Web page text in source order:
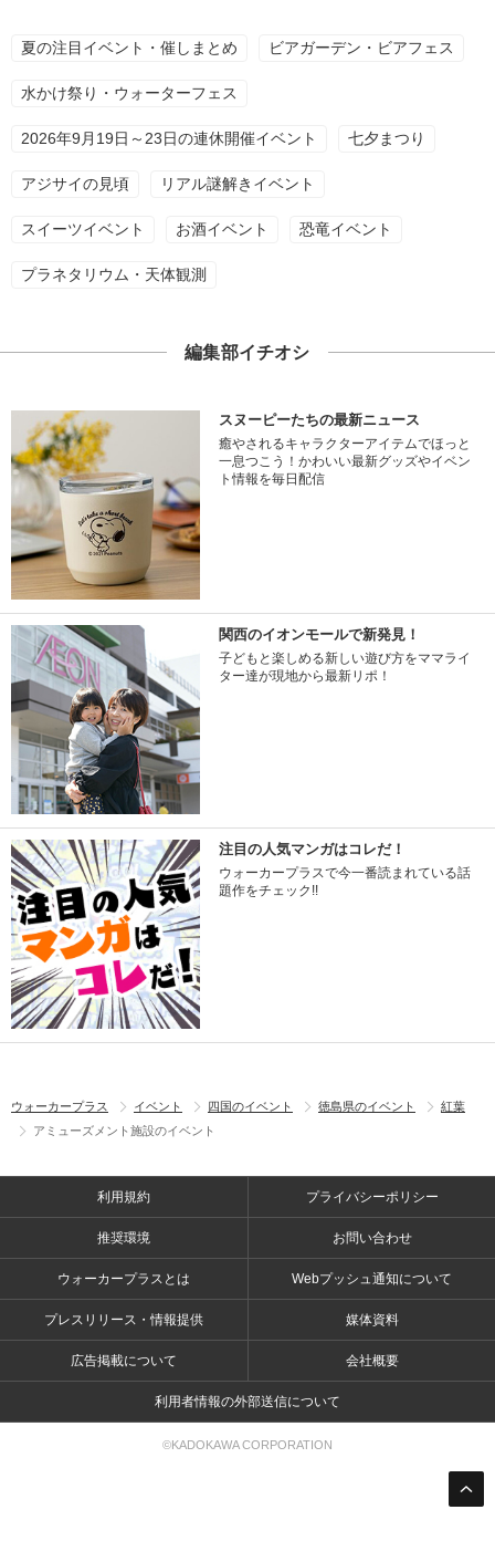
夏の注目イベント・催しまとめ ビアガーデン・ビアフェス
水かけ祭り・ウォーターフェス
2026年9月19日～23日の連休開催イベント 七夕まつり
アジサイの見頃 リアル謎解きイベント
スイーツイベント お酒イベント 恐竜イベント
プラネタリウム・天体観測
編集部イチオシ
スヌーピーたちの最新ニュース
癒やされるキャラクターアイテムでほっと
一息つこう！かわいい最新グッズやイベン
ト情報を毎日配信
関西のイオンモールで新発見！
子どもと楽しめる新しい遊び方をママライ
ター達が現地から最新リポ！
注目の人気マンガはコレだ！
ウォーカープラスで今一番読まれている話
題作をチェック!!
ウォーカープラス イベント 四国のイベント 徳島県のイベント
紅葉
アミューズメント施設のイベント
利用規約 プライバシーポリシー
推奨環境 お問い合わせ
ウォーカープラスとは Webプッシュ通知について
プレスリリース・情報提供 媒体資料
広告掲載について 会社概要
利用者情報の外部送信について
©KADOKAWA CORPORATION